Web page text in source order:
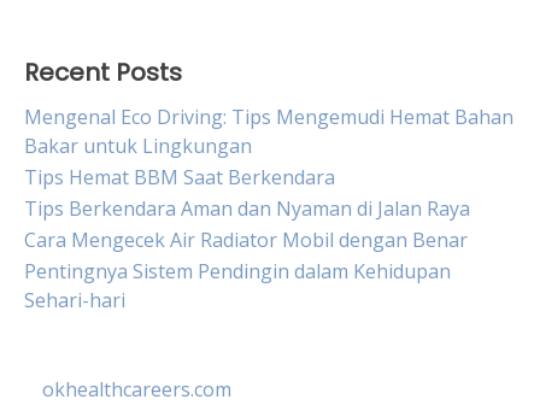
Recent Posts
Mengenal Eco Driving: Tips Mengemudi Hemat Bahan
Bakar untuk Lingkungan
Tips Hemat BBM Saat Berkendara
Tips Berkendara Aman dan Nyaman di Jalan Raya
Cara Mengecek Air Radiator Mobil dengan Benar
Pentingnya Sistem Pendingin dalam Kehidupan
Sehari-hari
okhealthcareers.com